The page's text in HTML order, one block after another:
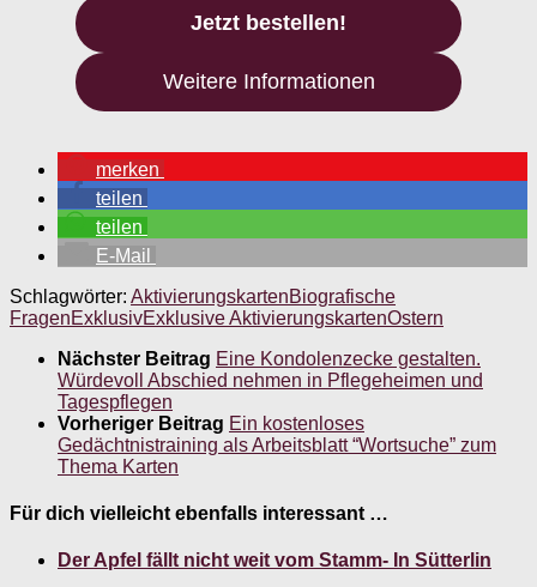
Jetzt bestellen!
Weitere Informationen
merken
teilen
teilen
E-Mail
Schlagwörter: AktivierungskartenBiografische
FragenExklusivExklusive AktivierungskartenOstern
Nächster Beitrag Eine Kondolenzecke gestalten.
Würdevoll Abschied nehmen in Pflegeheimen und
Tagespflegen
Vorheriger Beitrag Ein kostenloses
Gedächtnistraining als Arbeitsblatt “Wortsuche” zum
Thema Karten
Für dich vielleicht ebenfalls interessant …
Der Apfel fällt nicht weit vom Stamm- In Sütterlin